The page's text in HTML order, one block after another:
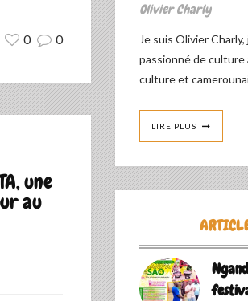
0 0
une
au
Olivier Charly
Je suis Olivier
passionné de culture
culture et
LIRE PLUS